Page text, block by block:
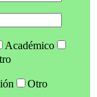
Académico
Otro